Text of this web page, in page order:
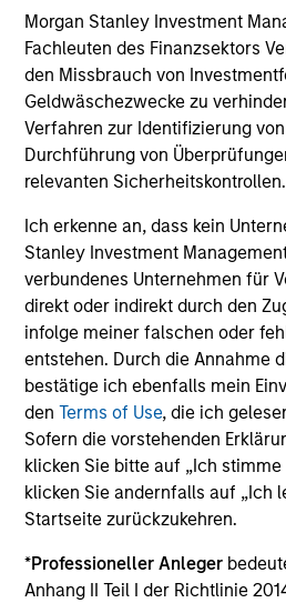
Morgan Stanley Investment
Fachleuten des Finanzsektors
den Missbrauch von
Geldwäschezwecke zu
Verfahren zur Identifizierung
Durchführung von
relevanten Sicherheitskontrollen.
Ich erkenne an, dass kein
Stanley Investment
verbundenes Unternehmen für
direkt oder indirekt durch den
infolge meiner falschen oder
entstehen. Durch die Annahme
bestätige ich ebenfalls mein
denTerms of Use, die ich
Sofern die vorstehenden
klicken Sie bitte auf „Ich
klicken Sie andernfalls auf „Ich
Startseite zurückzukehren.
*Professioneller Anleger
Anhang II Teil I der Richtlinie
A2/P2
– kurzfristige Ratings
S&P.
ACTIVE SHARE (%)
Der aktive Anteil
ist ein Maß
prozentualen Anteil von
einem Portfolio eines
Referenzindex (basierend
und deren Gewichtung)
Anteil kann zwischen 0 %
Ein Wert von 100 % kommt
Abweichung von der
Berechnung des aktiven
mit demselben
möglicherweise
Agency CMBS